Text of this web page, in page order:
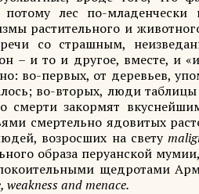
лес по-младенчески
растительного и
со страшным,
– и то и другое, вместе, и
во-первых, от деревьев,
во-вторых, люди
смерти закормят
смертельно ядовитых
возросших на свету
образа перуанской
щедротами
weakness and menace.